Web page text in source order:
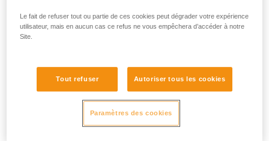
Risques de frottements sur le doigt et le
Le fait de refuser tout ou partie de ces cookies peut dégrader votre expérience
utilisateur, mais en aucun cas ce refus ne vous empêchera d’accéder à notre
Site.
Tout refuser Autoriser tous les cookies
Paramètres des cookies